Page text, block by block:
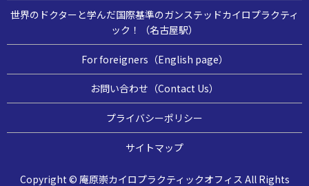
世界のドクターと学んだ国際基準のガンステッドカイロプラクティ
ック！（名古屋駅）
For foreigners（English page）
お問い合わせ（Contact Us）
プライバシーポリシー
サイトマップ
Copyright © 庵原崇カイロプラクティックオフィス All Rights